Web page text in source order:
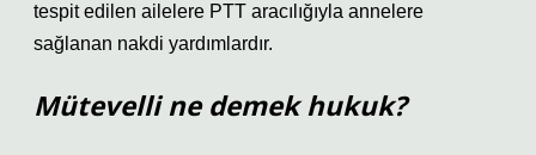
tespit edilen ailelere PTT aracılığıyla annelere
sağlanan nakdi yardımlardır.
Mütevelli ne demek hukuk?